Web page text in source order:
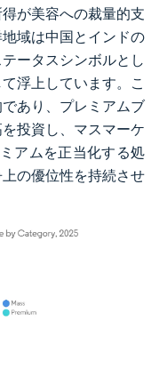
が美容への裁量的支
域は中国とインドの
ータスシンボルとし
浮上しています。こ
あり、プレミアムブ
投資し、マスマーケ
アムを正当化する処
の優位性を持続させ